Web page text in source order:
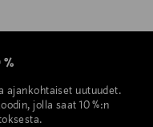
%
ajankohtaiset uutuudet.
jolla saat 10 %:n